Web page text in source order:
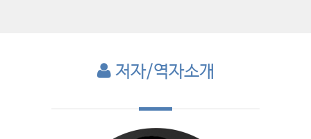
저자/역자소개